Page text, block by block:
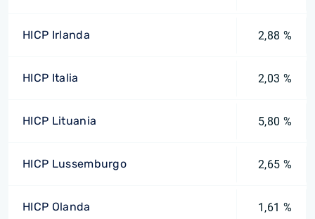
HICP Irlanda 2,88 %
HICP Italia 2,03 %
HICP Lituania 5,80 %
HICP Lussemburgo 2,65 %
HICP Olanda 1,61 %